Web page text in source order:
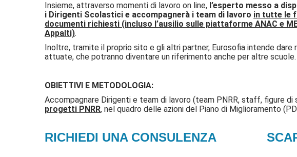
Insieme, attraverso momenti di lavoro on line, l’esperto messo a
i Dirigenti Scolastici e accompagnerà i team di lavoro in tutte le
documenti richiesti (incluso l’ausilio sulle piattaforme ANAC e
Appalti).
Inoltre, tramite il proprio sito e gli altri partner, Eurosofia intende dare
attuate, che potranno diventare un riferimento anche per altre scuole.
OBIETTIVI E METODOLOGIA:
Accompagnare Dirigenti e team di lavoro (team PNRR, staff, figure di
progetti PNRR, nel quadro delle azioni del Piano di Miglioramento
RICHIEDI UNA CONSULENZA